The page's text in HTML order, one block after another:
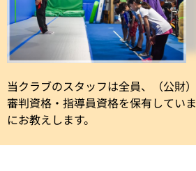
当クラブのスタッフは全員、（公財
審判資格・指導員資格を保有してい
にお教えします。